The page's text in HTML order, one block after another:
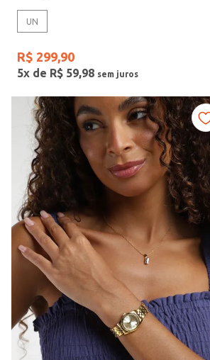
Modelo
UN
R$ 299,90
5x de R$ 59,98